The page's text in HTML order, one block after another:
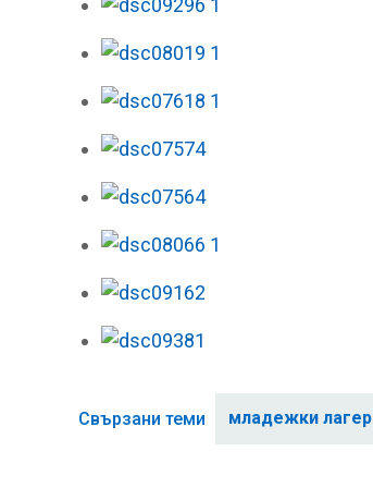
Свързани теми младежки лагер